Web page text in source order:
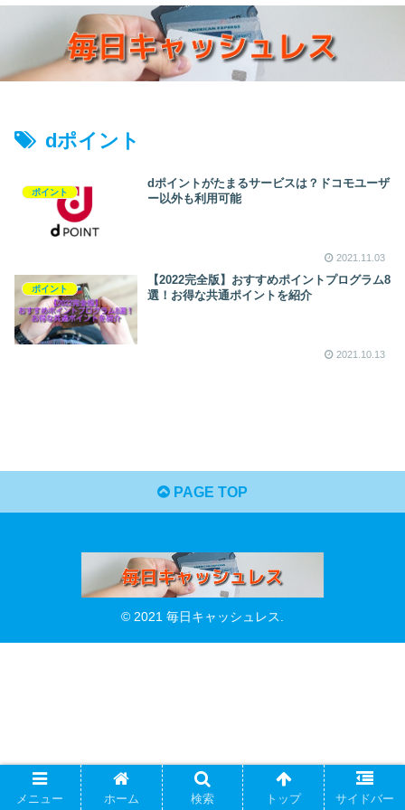
dポイント
ポイント
dポイントがたまるサービスは？ドコモユーザ
ー以外も利用可能
2021.11.03
ポイント
【2022完全版】おすすめポイントプログラム8
選！お得な共通ポイントを紹介
2021.10.13
PAGE TOP
© 2021 毎日キャッシュレス.
メニュー ホーム 検索 トップ サイドバー